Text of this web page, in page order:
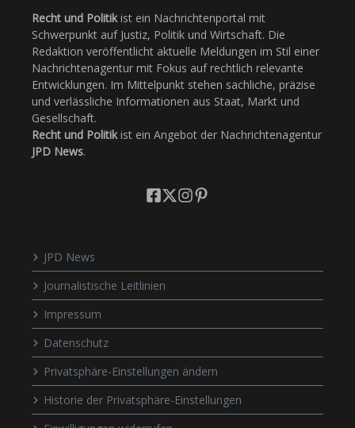
Recht und Politikist ein Nachrichtenportal mit
Schwerpunkt auf Justiz, Politik und Wirtschaft. Die
Redaktion veröffentlicht aktuelle Meldungen im Stil einer
Nachrichtenagentur mit Fokus auf rechtlich relevante
Entwicklungen. Im Mittelpunkt stehen sachliche, präzise
und verlässliche Informationen aus Staat, Markt und
Gesellschaft.
Recht und Politikist ein Angebot der Nachrichtenagentur
JPD News.
JPD News
Journalistische Leitlinien
Impressum
Datenschutz
Privatsphäre-Einstellungen ändern
Historie der Privatsphäre-Einstellungen